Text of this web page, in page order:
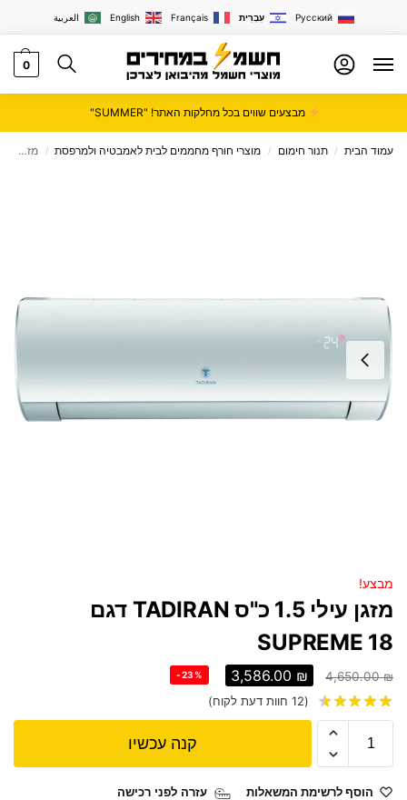
العربية English Français עִבְרִית Русский
0
מבצעים שווים בכל מחלקות האתר! "SUMMER"
עמוד הבית / תנור חימום / מוצרי חורף מחממים לבית לאמבטיה ולמרפסת / מזגן עילי 1.5 כ"ס TADIRAN דגם SUPREME 18
מבצע!
מזגן עילי 1.5 כ"ס TADIRAN דגם
SUPREME 18
4,650.00₪
3,586.00 ₪
-23%
(
12 חוות דעת לקוח)
קנה עכשיו
הוסף לרשימת המשאלות עזרה לפני רכישה